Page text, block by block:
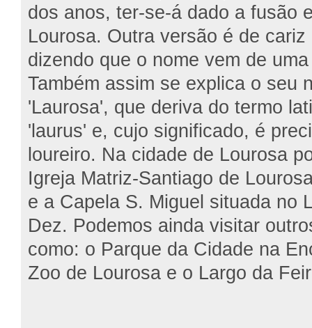
dos anos, ter-se-á dado a fusão
Lourosa. Outra versão é de cariz
dizendo que o nome vem de
Também assim se explica o seu
'Laurosa', que deriva do termo
'laurus' e, cujo significado, é
loureiro. Na cidade de Lourosa
Igreja Matriz-Santiago de
e a Capela S. Miguel situada no
Dez. Podemos ainda visitar
como: o Parque da Cidade na
Zoo de Lourosa e o Largo da